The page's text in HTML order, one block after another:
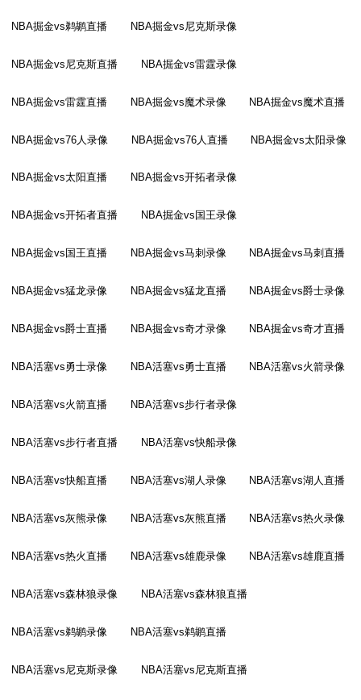
NBA掘金vs鹈鹕直播 NBA掘金vs尼克斯录像
NBA掘金vs尼克斯直播 NBA掘金vs雷霆录像
NBA掘金vs雷霆直播 NBA掘金vs魔术录像 NBA掘金vs魔术直播
NBA掘金vs76人录像 NBA掘金vs76人直播 NBA掘金vs太阳录像
NBA掘金vs太阳直播 NBA掘金vs开拓者录像
NBA掘金vs开拓者直播 NBA掘金vs国王录像
NBA掘金vs国王直播 NBA掘金vs马刺录像 NBA掘金vs马刺直播
NBA掘金vs猛龙录像 NBA掘金vs猛龙直播 NBA掘金vs爵士录像
NBA掘金vs爵士直播 NBA掘金vs奇才录像 NBA掘金vs奇才直播
NBA活塞vs勇士录像 NBA活塞vs勇士直播 NBA活塞vs火箭录像
NBA活塞vs火箭直播 NBA活塞vs步行者录像
NBA活塞vs步行者直播 NBA活塞vs快船录像
NBA活塞vs快船直播 NBA活塞vs湖人录像 NBA活塞vs湖人直播
NBA活塞vs灰熊录像 NBA活塞vs灰熊直播 NBA活塞vs热火录像
NBA活塞vs热火直播 NBA活塞vs雄鹿录像 NBA活塞vs雄鹿直播
NBA活塞vs森林狼录像 NBA活塞vs森林狼直播
NBA活塞vs鹈鹕录像 NBA活塞vs鹈鹕直播
NBA活塞vs尼克斯录像 NBA活塞vs尼克斯直播